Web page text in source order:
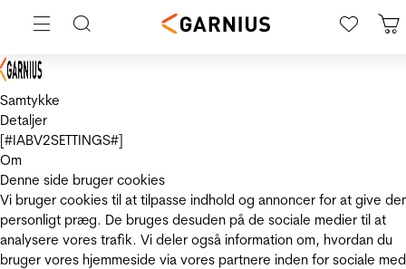
Samtykke
Detaljer
[#IABV2SETTINGS#]
Om
Denne side bruger cookies
Vi bruger cookies til at tilpasse indhold og annoncer for at give
personligt præg. De bruges desuden på de sociale medier til at
analysere vores trafik. Vi deler også information om, hvordan du
bruger vores hjemmeside via vores partnere inden for sociale